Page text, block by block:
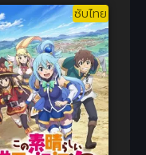
ซับไทย